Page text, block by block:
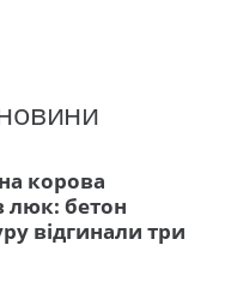
корова
люк: бетон
відгинали три